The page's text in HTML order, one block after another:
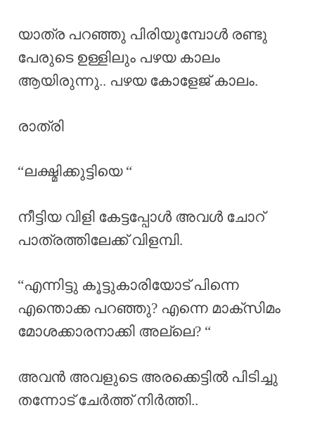
യാത്ര പറഞ്ഞു പിരിയുമ്പോൾ രണ്ടു
പേരുടെ ഉള്ളിലും പഴയ കാലം
ആയിരുന്നു.. പഴയ കോളേജ് കാലം.
രാത്രി
“ലക്ഷ്മിക്കുട്ടിയെ “
നീട്ടിയ വിളി കേട്ടപ്പോൾ അവൾ ചോറ്
പാത്രത്തിലേക്ക് വിളമ്പി.
“എന്നിട്ടു കൂട്ടുകാരിയോട് പിന്നെ
എന്തൊക്ക പറഞ്ഞു? എന്നെ മാക്സിമം
മോശക്കാരനാക്കി അല്ലെ? “
അവൻ അവളുടെ അരക്കെട്ടിൽ പിടിച്ചു
തന്നോട് ചേർത്ത് നിർത്തി..